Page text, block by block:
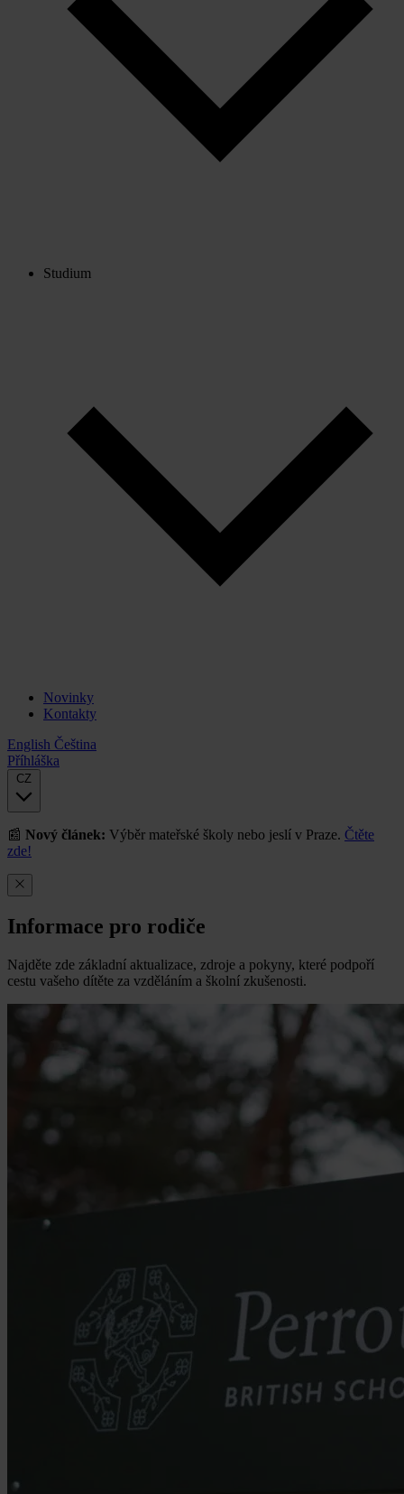
Studium
Novinky
Kontakty
English Čeština
Příhláška
CZ
📰 Nový článek: Výběr mateřské školy nebo jeslí v Praze. Čtěte
zde!
Informace pro rodiče
Najděte zde základní aktualizace, zdroje a pokyny, které podpoří
cestu vašeho dítěte za vzděláním a školní zkušenosti.